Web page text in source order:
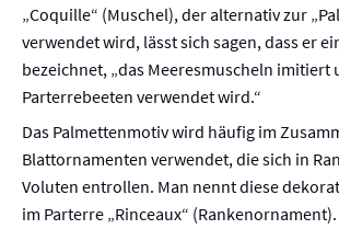
„Coquille“ (Muschel), der alternativ zur
verwendet wird, lässt sich sagen, dass er
bezeichnet, „das Meeresmuscheln imitiert
Parterrebeeten verwendet wird.“
Das Palmettenmotiv wird häufig im
Blattornamenten verwendet, die sich in
Voluten entrollen. Man nennt diese
im Parterre „Rinceaux“